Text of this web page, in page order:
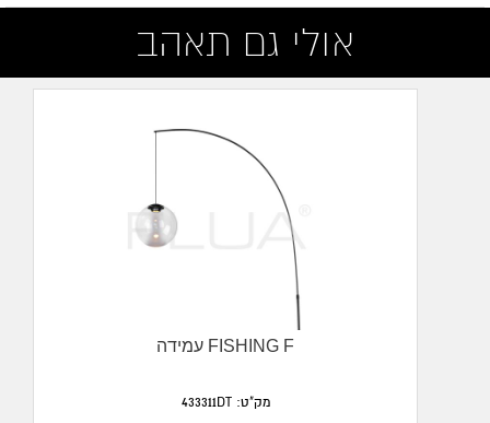
אולי גם תאהב
עמידה FISHING F
מק"ט: 433311DT